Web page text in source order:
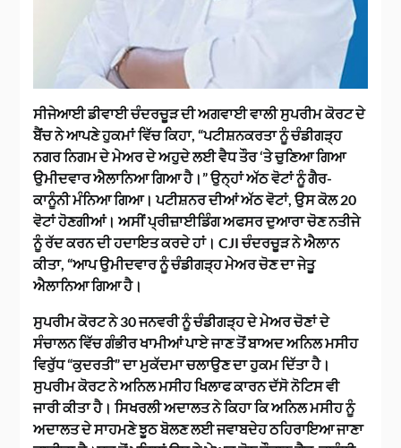
ਸੀਜੇਆਈ ਡੀਵਾਈ ਚੰਦਰਚੂੜ ਦੀ ਅਗਵਾਈ ਵਾਲੀ ਸੁਪਰੀਮ ਕੋਰਟ ਦੇ
ਬੈਂਚ ਨੇ ਆਪਣੇ ਹੁਕਮਾਂ ਵਿੱਚ ਕਿਹਾ, “ਪਟੀਸ਼ਨਕਰਤਾ ਨੂੰ ਚੰਡੀਗੜ੍ਹ
ਨਗਰ ਨਿਗਮ ਦੇ ਮੇਅਰ ਦੇ ਅਹੁਦੇ ਲਈ ਵੈਧ ਤੌਰ ‘ਤੇ ਚੁਣਿਆ ਗਿਆ
ਉਮੀਦਵਾਰ ਐਲਾਨਿਆ ਗਿਆ ਹੈ।” ਉਨ੍ਹਾਂ ਅੱਠ ਵੋਟਾਂ ਨੂੰ ਗੈਰ-
ਕਾਨੂੰਨੀ ਮੰਨਿਆ ਗਿਆ। ਪਟੀਸ਼ਨਰ ਦੀਆਂ ਅੱਠ ਵੋਟਾਂ, ਉਸ ਕੋਲ 20
ਵੋਟਾਂ ਹੋਣਗੀਆਂ। ਅਸੀਂ ਪ੍ਰੀਜ਼ਾਈਡਿੰਗ ਅਫਸਰ ਦੁਆਰਾ ਚੋਣ ਨਤੀਜੇ
ਨੂੰ ਰੱਦ ਕਰਨ ਦੀ ਹਦਾਇਤ ਕਰਦੇ ਹਾਂ। CJI ਚੰਦਰਚੂੜ ਨੇ ਐਲਾਨ
ਕੀਤਾ, “ਆਪ ਉਮੀਦਵਾਰ ਨੂੰ ਚੰਡੀਗੜ੍ਹ ਮੇਅਰ ਚੋਣ ਦਾ ਜੇਤੂ
ਐਲਾਨਿਆ ਗਿਆ ਹੈ।
ਸੁਪਰੀਮ ਕੋਰਟ ਨੇ 30 ਜਨਵਰੀ ਨੂੰ ਚੰਡੀਗੜ੍ਹ ਦੇ ਮੇਅਰ ਚੋਣਾਂ ਦੇ
ਸੰਚਾਲਨ ਵਿੱਚ ਗੰਭੀਰ ਖਾਮੀਆਂ ਪਾਏ ਜਾਣ ਤੋਂ ਬਾਅਦ ਅਨਿਲ ਮਸੀਹ
ਵਿਰੁੱਧ “ਕੁਦਰਤੀ” ਦਾ ਮੁਕੱਦਮਾ ਚਲਾਉਣ ਦਾ ਹੁਕਮ ਦਿੱਤਾ ਹੈ।
ਸੁਪਰੀਮ ਕੋਰਟ ਨੇ ਅਨਿਲ ਮਸੀਹ ਖਿਲਾਫ ਕਾਰਨ ਦੱਸੋ ਨੋਟਿਸ ਵੀ
ਜਾਰੀ ਕੀਤਾ ਹੈ। ਸਿਖਰਲੀ ਅਦਾਲਤ ਨੇ ਕਿਹਾ ਕਿ ਅਨਿਲ ਮਸੀਹ ਨੂੰ
ਅਦਾਲਤ ਦੇ ਸਾਹਮਣੇ ਝੂਠ ਬੋਲਣ ਲਈ ਜਵਾਬਦੇਹ ਠਹਿਰਾਇਆ ਜਾਣਾ